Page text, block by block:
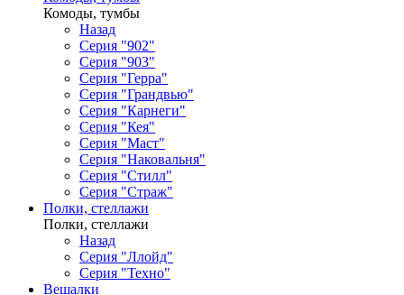
Комоды, тумбы
Назад
Серия "902"
Серия "903"
Серия "Герра"
Серия "Грандвью"
Серия "Карнеги"
Серия "Кея"
Серия "Маст"
Серия "Наковальня"
Серия "Стилл"
Серия "Страж"
Полки, стеллажи
Полки, стеллажи
Назад
Серия "Ллойд"
Серия "Техно"
Вешалки